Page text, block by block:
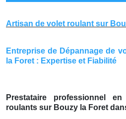
Artisan de volet roulant sur
Entreprise de Dépannage de
la Foret : Expertise et Fiabilité
Prestataire professionnel
roulants sur Bouzy la Foret